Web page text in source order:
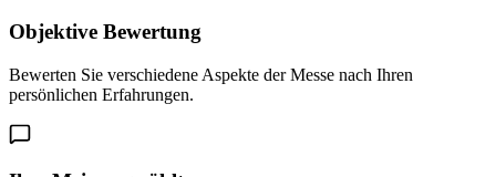
Objektive Bewertung
Bewerten Sie verschiedene Aspekte der Messe nach Ihren
persönlichen Erfahrungen.